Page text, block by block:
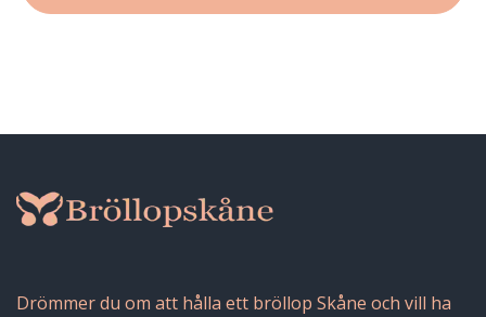
Drömmer du om att hålla ett bröllop Skåne och vill ha